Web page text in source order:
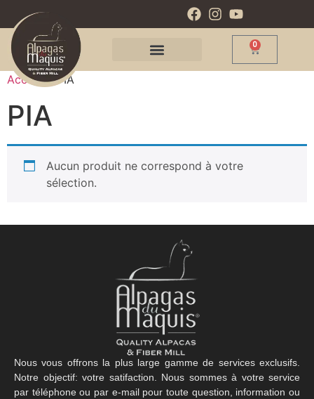
0
Accueil/ PIA
PIA
Aucun produit ne correspond à votre
sélection.
Nous vous offrons la plus large gamme de services exclusifs.
Notre objectif: votre satifaction. Nous sommes à votre service
par téléphone ou par e-mail pour toute question, information ou